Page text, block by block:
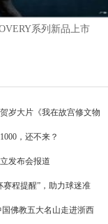
系列新品上市
岁大片《我在故宫修文物
，还不来？
发布会报道
赛程提醒”，助力球迷准
佛教五大名山走进浙西